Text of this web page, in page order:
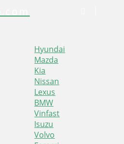
Hyundai
Mazda
Kia
Nissan
Lexus
BMW
Vinfast
Isuzu
Volvo